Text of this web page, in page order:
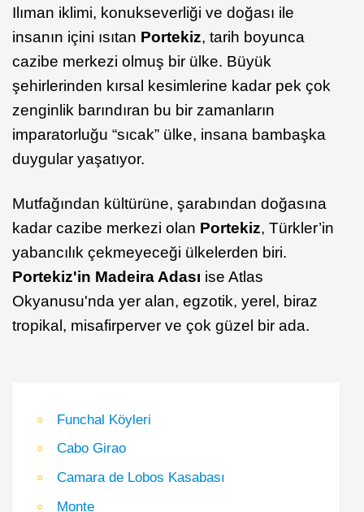
Ilıman iklimi, konukseverliği ve doğası ile
insanın içini ısıtan Portekiz, tarih boyunca
cazibe merkezi olmuş bir ülke. Büyük
şehirlerinden kırsal kesimlerine kadar pek çok
zenginlik barındıran bu bir zamanların
imparatorluğu “sıcak” ülke, insana bambaşka
duygular yaşatıyor.
Mutfağından kültürüne, şarabından doğasına
kadar cazibe merkezi olan Portekiz, Türkler’in
yabancılık çekmeyeceği ülkelerden biri.
Portekiz'in Madeira Adası ise Atlas
Okyanusu'nda yer alan, egzotik, yerel, biraz
tropikal, misafirperver ve çok güzel bir ada.
Funchal Köyleri
Cabo Girao
Camara de Lobos Kasabası
Monte